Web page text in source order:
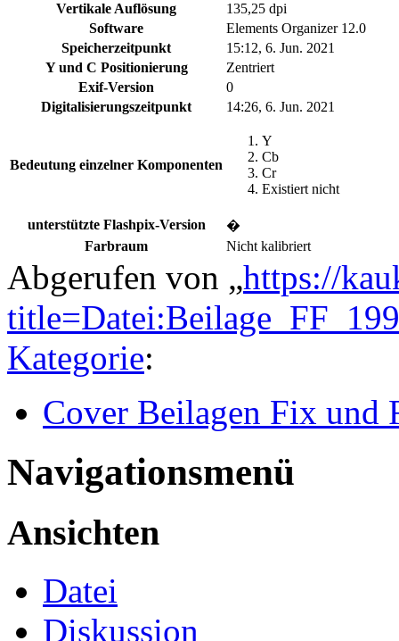
Vertikale Auflösung
135,25 dpi
Software
Elements Organizer 12.0
Speicherzeitpunkt
15:12, 6. Jun. 2021
Y und C Positionierung
Zentriert
Exif-Version
0
Digitalisierungszeitpunkt
14:26, 6. Jun. 2021
Bedeutung einzelner Komponenten
Y
Cb
Cr
Existiert nicht
unterstützte Flashpix-Version
�
Farbraum
Nicht kalibriert
Abgerufen von „https://
Kategorie:
Cover Beilagen Fix und
Navigationsmenü
Ansichten
Datei
Diskussion